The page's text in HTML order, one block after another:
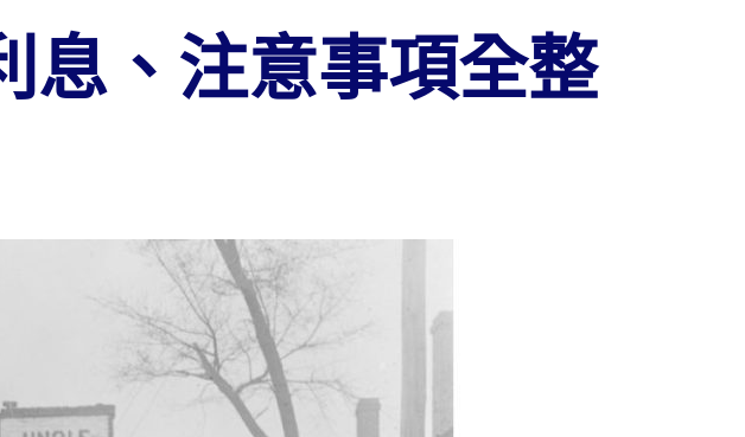
息、注意事項全整